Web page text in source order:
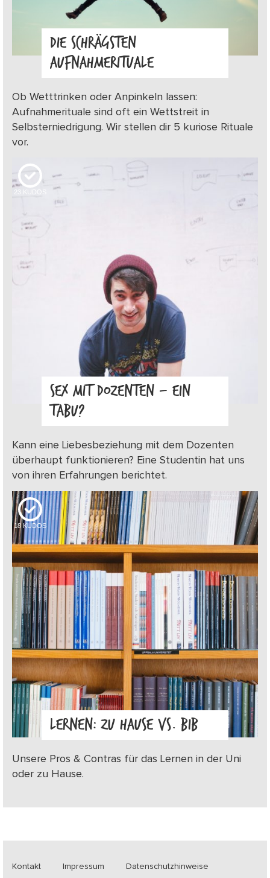
DIE SCHRÄGSTEN
AUFNAHMERITUALE
Ob Wetttrinken oder Anpinkeln lassen:
Aufnahmerituale sind oft ein Wettstreit in
Selbsterniedrigung. Wir stellen dir 5 kuriose Rituale
vor.
23 KUDOS
SEX MIT DOZENTEN – EIN
TABU?
Kann eine Liebesbeziehung mit dem Dozenten
überhaupt funktionieren? Eine Studentin hat uns
von ihren Erfahrungen berichtet.
18 KUDOS
LERNEN: ZU HAUSE VS. BIB
Unsere Pros & Contras für das Lernen in der Uni
oder zu Hause.
Kontakt Impressum Datenschutzhinweise